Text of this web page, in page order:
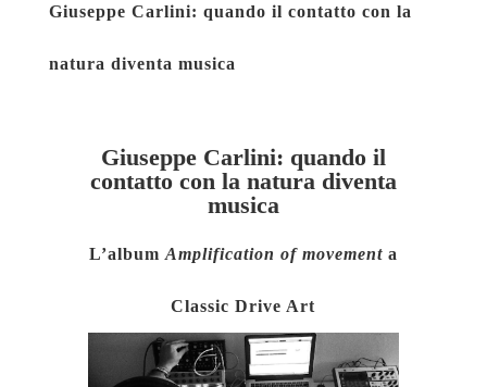
ok
es
t
A
pp
Giuseppe Carlini: quando il contatto con la
natura diventa musica
Giuseppe Carlini: quando il
contatto con la natura diventa
musica
L’album Amplification of movementa
Classic Drive Art